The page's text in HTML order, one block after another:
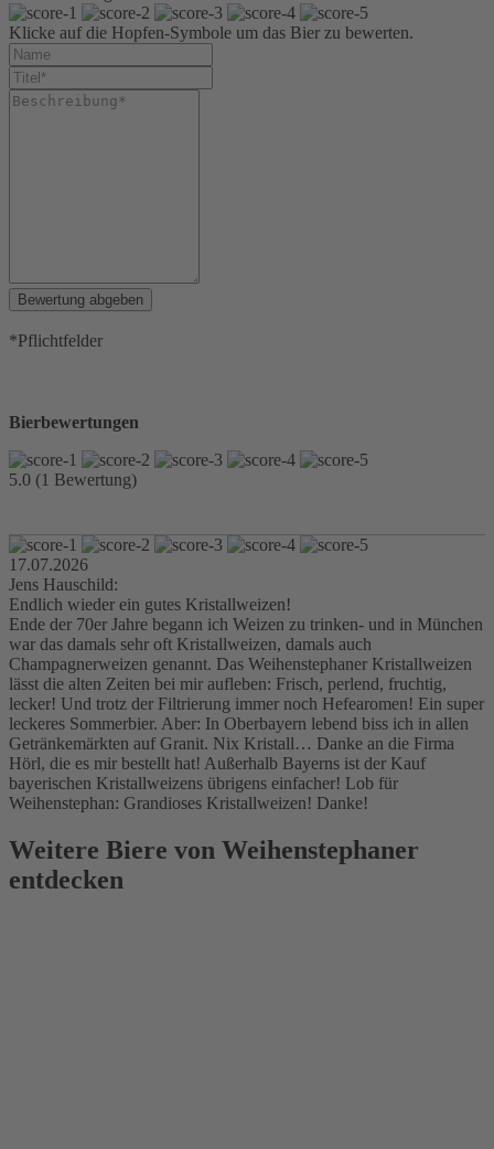
Klicke auf die Hopfen-Symbole um das Bier zu bewerten.
Bewertung abgeben
*Pflichtfelder
Bierbewertungen
5.0 (1 Bewertung)
17.07.2026
Jens Hauschild:
Endlich wieder ein gutes Kristallweizen!
Ende der 70er Jahre begann ich Weizen zu trinken- und in München
war das damals sehr oft Kristallweizen, damals auch
Champagnerweizen genannt. Das Weihenstephaner Kristallweizen
lässt die alten Zeiten bei mir aufleben: Frisch, perlend, fruchtig,
lecker! Und trotz der Filtrierung immer noch Hefearomen! Ein super
leckeres Sommerbier. Aber: In Oberbayern lebend biss ich in allen
Getränkemärkten auf Granit. Nix Kristall… Danke an die Firma
Hörl, die es mir bestellt hat! Außerhalb Bayerns ist der Kauf
bayerischen Kristallweizens übrigens einfacher! Lob für
Weihenstephan: Grandioses Kristallweizen! Danke!
Weitere Biere von Weihenstephaner
entdecken